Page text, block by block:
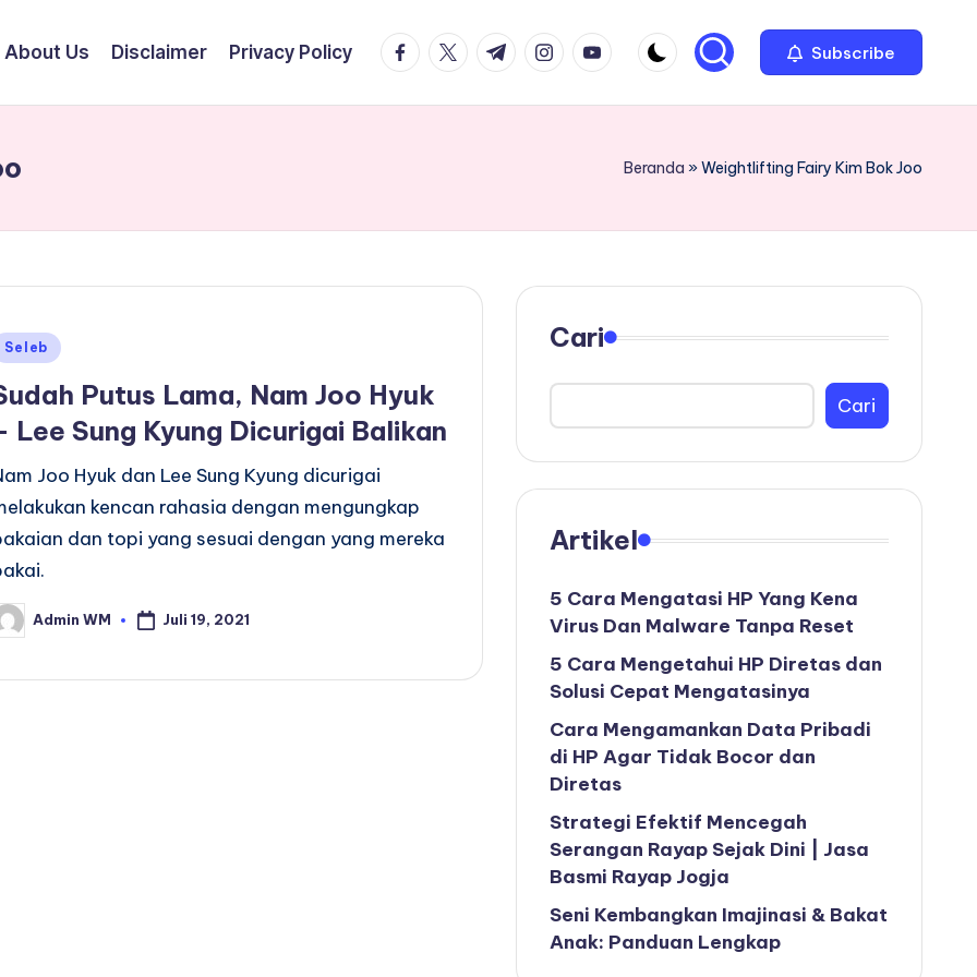
About Us Disclaimer Privacy Policy facebook.com
twitter.com
t.me instagram.com
youtube.com Subscribe
Beranda »Weightlifting Fairy Kim Bok Joo
Seleb
Putus Lama, Nam Joo Hyuk
Lee Sung Kyung Dicurigai Balikan
Joo Hyuk dan Lee Sung Kyung dicurigai
kencan rahasia dengan mengungkap
dan topi yang sesuai dengan yang mereka
Admin WM Juli 19, 2021
Cari
Cari
Artikel
5 Cara Mengatasi HP Yang Kena
Virus Dan Malware Tanpa Reset
5 Cara Mengetahui HP Diretas dan
Solusi Cepat Mengatasinya
Cara Mengamankan Data Pribadi
di HP Agar Tidak Bocor dan
Diretas
Strategi Efektif Mencegah
Serangan Rayap Sejak Dini | Jasa
Basmi Rayap Jogja
Seni Kembangkan Imajinasi & Bakat
Anak: Panduan Lengkap